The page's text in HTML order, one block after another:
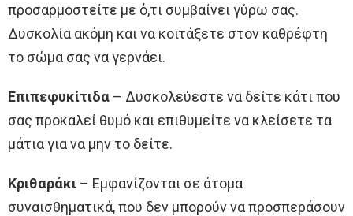
προσαρμοστείτε με ό,τι συμβαίνει γύρω σας.
Δυσκολία ακόμη και να κοιτάξετε στον καθρέφτη
το σώμα σας να γερνάει.
Επιπεφυκίτιδα – Δυσκολεύεστε να δείτε κάτι που
σας προκαλεί θυμό και επιθυμείτε να κλείσετε τα
μάτια για να μην το δείτε.
Κριθαράκι – Εμφανίζονται σε άτομα
συναισθηματικά, που δεν μπορούν να προσπεράσουν